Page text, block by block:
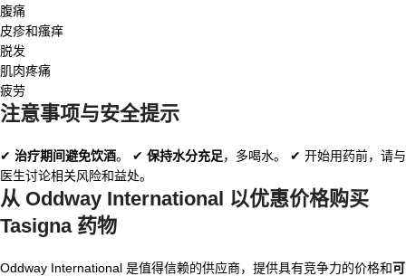
腹痛
皮疹和瘙痒
脱发
肌肉疼痛
疲劳
注意事项与安全提示
✔ 治疗期间避免饮酒。 ✔ 保持水分充足，多喝水。 ✔ 开始用药前，请与
医生讨论相关风险和益处。
从 Oddway International 以优惠价格购买
Tasigna 药物
Oddway International 是值得信赖的供应商，提供具有竞争力的价格和可